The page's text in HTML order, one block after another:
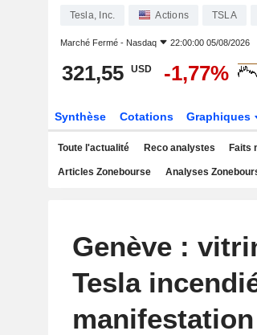
Tesla, Inc. Actions TSLA
Marché Fermé - Nasdaq 22:00:00 05/08/2026
321,55 USD -1,77%
Synthèse Cotations Graphiques
Toute l'actualité Reco analystes Faits
Articles Zonebourse Analyses
Genève :
Tesla